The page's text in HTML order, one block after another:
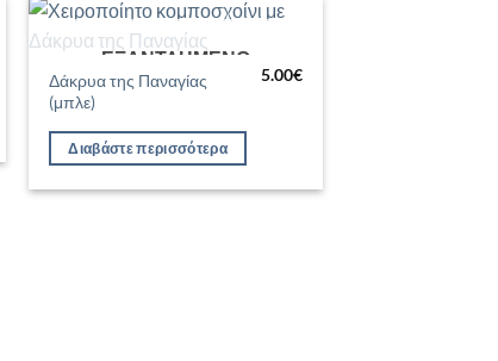
στη Λίστα
ΕΞΑΝΤΛΗΜΈΝΟ
Δάκρυα της Παναγίας
(μπλε)
5.00€
Διαβάστε περισσότερα